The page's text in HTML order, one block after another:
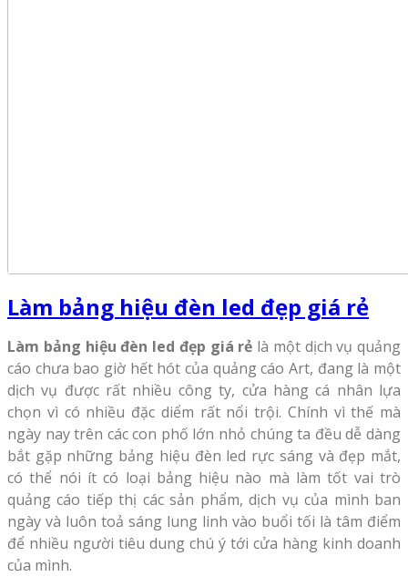
Làm bảng hiệu đèn led đẹp giá rẻ
Làm bảng hiệu đèn led đẹp giá rẻ là một dịch vụ quảng
cáo chưa bao giờ hết hót của quảng cáo Art, đang là một
dịch vụ được rất nhiều công ty, cửa hàng cá nhân lựa
chọn vì có nhiều đặc diểm rất nổi trội. Chính vì thế mà
ngày nay trên các con phố lớn nhỏ chúng ta đều dễ dàng
bắt gặp những bảng hiệu đèn led rực sáng và đẹp mắt,
có thể nói ít có loại bảng hiệu nào mà làm tốt vai trò
quảng cáo tiếp thị các sản phẩm, dịch vụ của mình ban
ngày và luôn toả sáng lung linh vào buổi tối là tâm điểm
để nhiều người tiêu dung chú ý tới cửa hàng kinh doanh
của mình.